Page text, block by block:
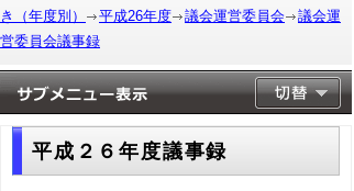
き（年度別）
平成26年度 議会運営委員会
議会運
営委員会議事録
平成２６年度議事録